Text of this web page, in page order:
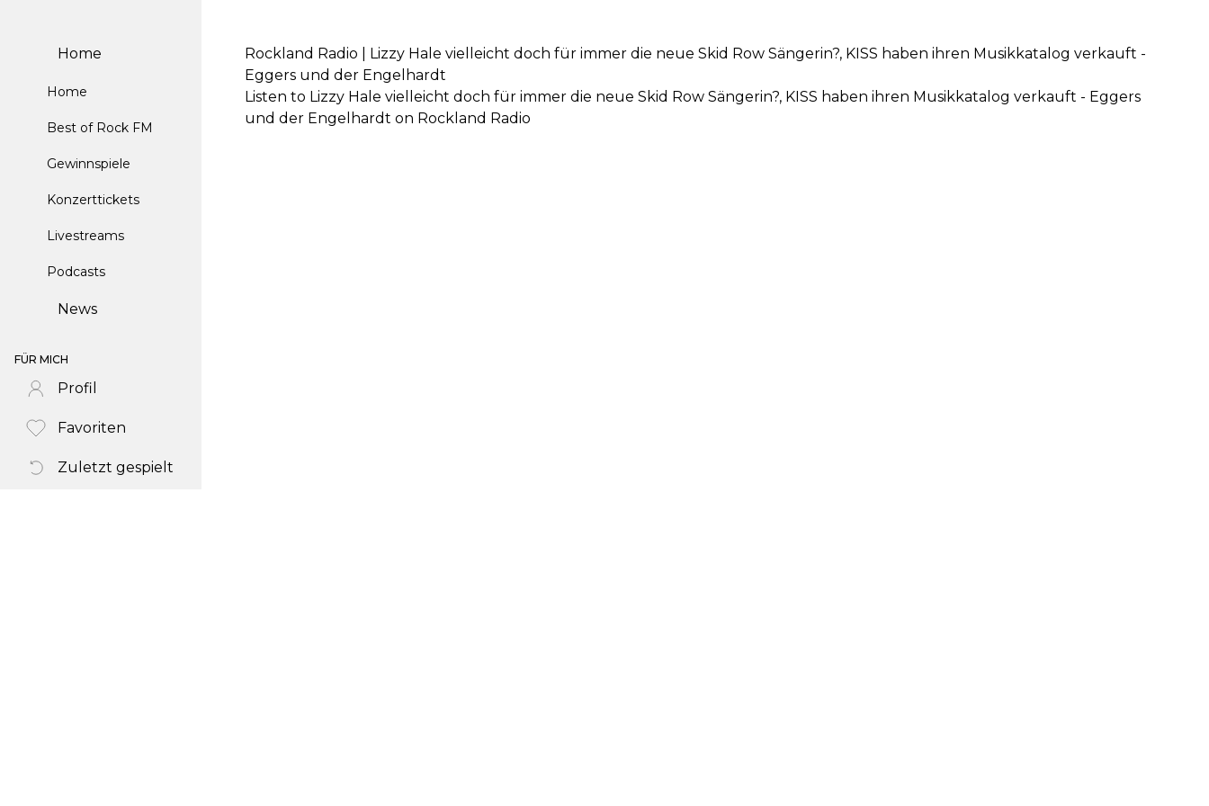
Home
Home
Best of Rock FM
Gewinnspiele
Konzerttickets
Livestreams
Podcasts
News
FÜR MICH
Profil
Favoriten
Zuletzt gespielt
Rockland Radio | Lizzy Hale vielleicht doch für immer die neue Skid Row Sängerin?, KISS haben ihren Musikkatalog verkauft -
Eggers und der Engelhardt
Listen to Lizzy Hale vielleicht doch für immer die neue Skid Row Sängerin?, KISS haben ihren Musikkatalog verkauft - Eggers
und der Engelhardt on Rockland Radio